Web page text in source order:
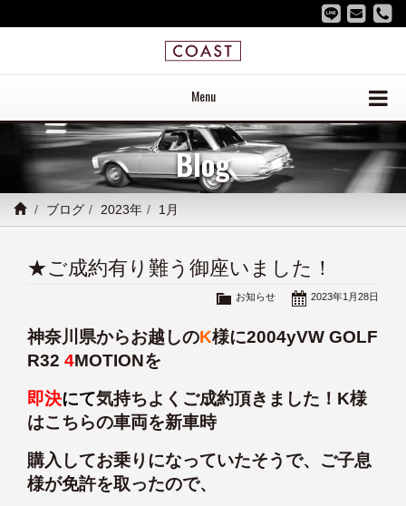
Menu
Blog
ブログ 2023年 1月
★ご成約有り難う御座いました！
2023年1月28日
お知らせ
神奈川県からお越しのK様に2004yVW GOLF
R32 4MOTIONを
即決にて気持ちよくご成約頂きました！K様
はこちらの車両を新車時
購入してお乗りになっていたそうで、ご子息
様が免許を取ったので、